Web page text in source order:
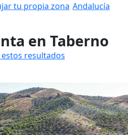
tu propia zona Andalucía
en Taberno
resultados